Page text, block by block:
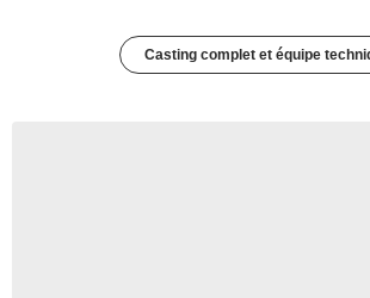
Casting complet et équipe